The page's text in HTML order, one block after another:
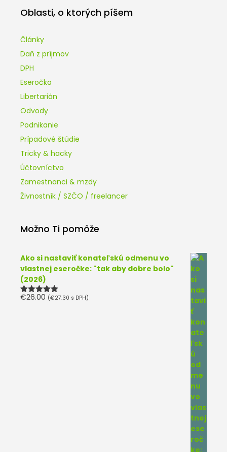
Oblasti, o ktorých píšem
Články
Daň z príjmov
DPH
Eseročka
Libertarián
Odvody
Podnikanie
Prípadové štúdie
Tricky & hacky
Účtovníctvo
Zamestnanci & mzdy
Živnostník / SZČO / freelancer
Možno Ti pomôže
Ako si nastaviť konateľskú odmenu vo
vlastnej eseročke: "tak aby dobre bolo"
(2026)
Hodnotenie
€26.00 (€27.30 s DPH)